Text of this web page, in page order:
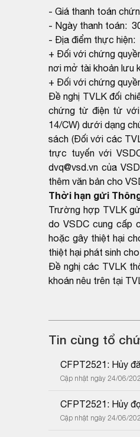
- Giá thanh toán
- Ngày thanh toán:
- Địa điểm thực hiện:
+ Đối với chứng
nơi mở tài khoản lưu
+ Đối với chứng
Đề nghị TVLK đối
chứng từ điện tử với
14/CW) dưới dạng
sách (Đối với các
trực tuyến với
dvq@vsd.vn của
thêm văn bản cho
Thời hạn gửi
Trường hợp TVLK
do VSDC cung cấp
hoặc gây thiệt hại
thiệt hại phát sinh
Đề nghị các TVLK
khoán nêu trên tại
Tin cùng tổ
CFPT2521: Hủy
Cập nhật ngày 24/06/
CFPT2521: Hủy
Cập nhật ngày 24/06/